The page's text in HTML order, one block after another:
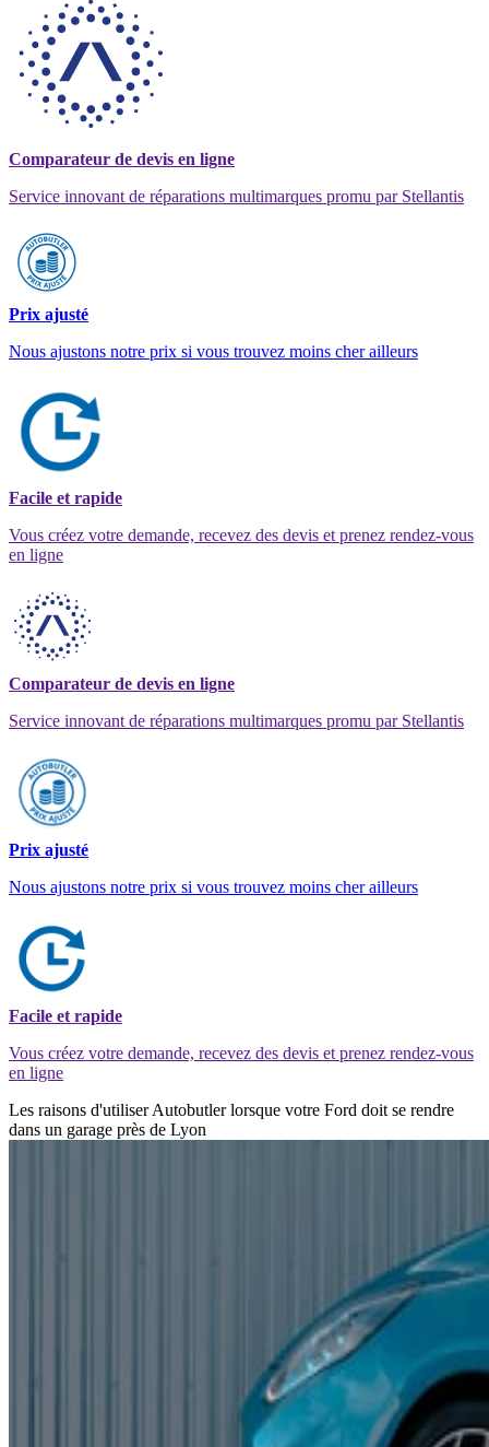
Comparateur de devis en ligne
Service innovant de réparations multimarques promu par Stellantis
Prix ajusté
Nous ajustons notre prix si vous trouvez moins cher ailleurs
Facile et rapide
Vous créez votre demande, recevez des devis et prenez rendez-vous
en ligne
Comparateur de devis en ligne
Service innovant de réparations multimarques promu par Stellantis
Prix ajusté
Nous ajustons notre prix si vous trouvez moins cher ailleurs
Facile et rapide
Vous créez votre demande, recevez des devis et prenez rendez-vous
en ligne
Les raisons d'utiliser Autobutler lorsque votre Ford doit se rendre
dans un garage près de Lyon